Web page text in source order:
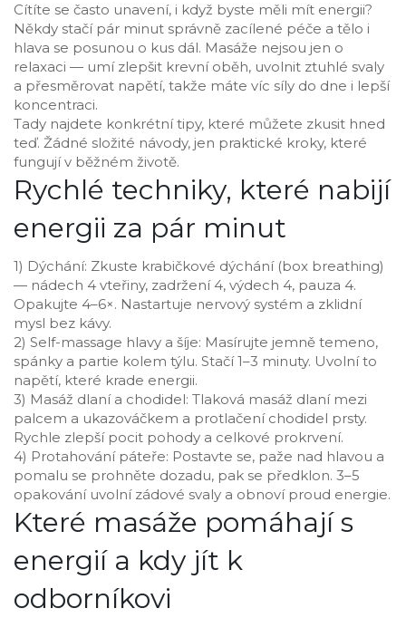
Cítíte se často unavení, i když byste měli mít energii?
Někdy stačí pár minut správně zacílené péče a tělo i
hlava se posunou o kus dál. Masáže nejsou jen o
relaxaci — umí zlepšit krevní oběh, uvolnit ztuhlé svaly
a přesměrovat napětí, takže máte víc síly do dne i lepší
koncentraci.
Tady najdete konkrétní tipy, které můžete zkusit hned
teď. Žádné složité návody, jen praktické kroky, které
fungují v běžném životě.
Rychlé techniky, které nabijí
energii za pár minut
1) Dýchání: Zkuste krabičkové dýchání (box breathing)
— nádech 4 vteřiny, zadržení 4, výdech 4, pauza 4.
Opakujte 4–6×. Nastartuje nervový systém a zklidní
mysl bez kávy.
2) Self-massage hlavy a šíje: Masírujte jemně temeno,
spánky a partie kolem týlu. Stačí 1–3 minuty. Uvolní to
napětí, které krade energii.
3) Masáž dlaní a chodidel: Tlaková masáž dlaní mezi
palcem a ukazováčkem a protlačení chodidel prsty.
Rychle zlepší pocit pohody a celkové prokrvení.
4) Protahování páteře: Postavte se, paže nad hlavou a
pomalu se prohněte dozadu, pak se předklon. 3–5
opakování uvolní zádové svaly a obnoví proud energie.
Které masáže pomáhají s
energií a kdy jít k
odborníkovi